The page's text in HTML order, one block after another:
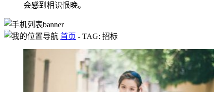
会感到相识恨晚。
首页 - TAG: 招标